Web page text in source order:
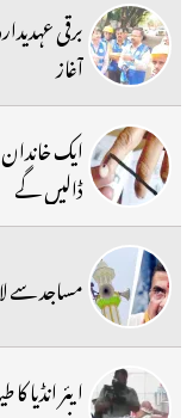
برقی
آغاز
ایک
ڈالیں گے
مساجد سے